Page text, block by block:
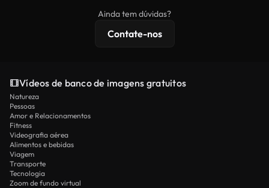
licenciamento estendidas.
Ainda tem dúvidas?
Contate-nos
Vídeos de banco de imagens gratuitos
Natureza
Pessoas
Amor e Relacionamentos
Fitness
Videografia aérea
Alimentos e bebidas
Viagem
Transporte
Tecnologia
Zoom de fundo virtual